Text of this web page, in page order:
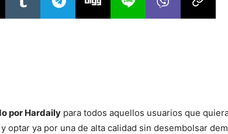
por Hardaily para todos aquellos usuarios que
ya por una de alta calidad sin desembolsar